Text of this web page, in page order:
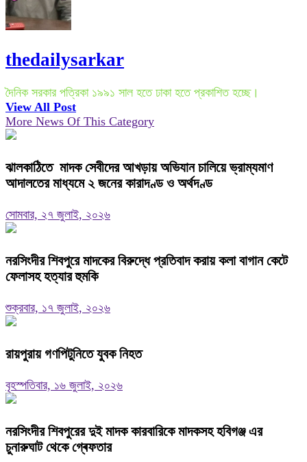
thedailysarkar
দৈনিক সরকার পত্রিকা ১৯৯১ সাল হতে ঢাকা হতে প্রকাশিত হচ্ছে।
View All Post
More News Of This Category
ঝালকাঠিতে মাদক সেবীদের আখড়ায় অভিযান চালিয়ে ভ্রাম্যমাণ
আদালতের মাধ্যমে ২ জনের কারাদণ্ড ও অর্থদণ্ড
সোমবার, ২৭ জুলাই, ২০২৬
নরসিংদীর শিবপুরে মাদকের বিরুদ্ধে প্রতিবাদ করায় কলা বাগান কেটে
ফেলাসহ হত্যার হুমকি
শুক্রবার, ১৭ জুলাই, ২০২৬
রায়পুরায় গণপিটুনিতে যুবক নিহত
বৃহস্পতিবার, ১৬ জুলাই, ২০২৬
নরসিংদীর শিবপুরের দুই মাদক কারবারিকে মাদকসহ হবিগঞ্জ এর
চুনারুঘাট থেকে গ্ৰেফতার